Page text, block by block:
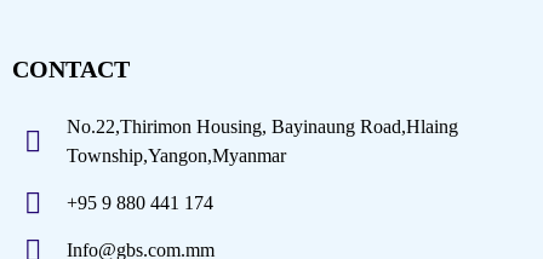
CONTACT
No.22,Thirimon Housing, Bayinaung Road,Hlaing
Township,Yangon,Myanmar
+95 9 880 441 174
Info@gbs.com.mm